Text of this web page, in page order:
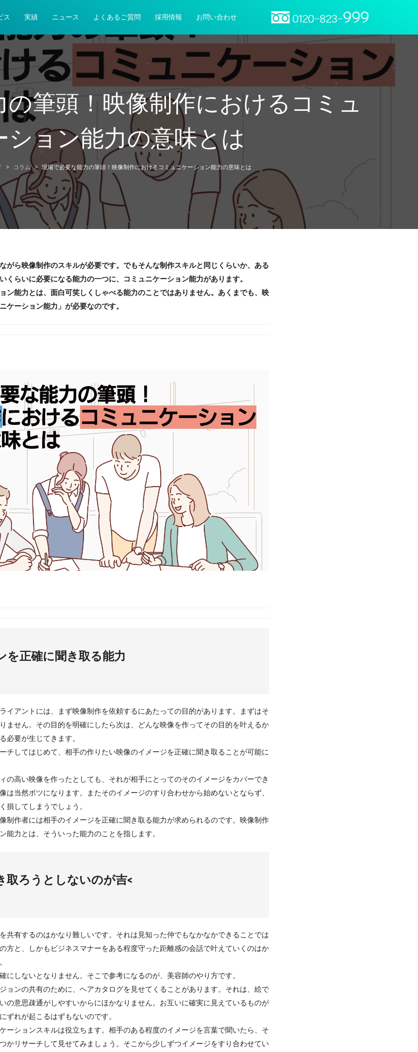
ス 実績 ニュース よくあるご質問 採用情報 お問い合わせ
筆頭！映像制作におけるコミュ
ション能力の意味とは
> コラム > 現場で必要な能力の筆頭！映像制作におけるコミュニケーション能力の意味とは
がら映像制作のスキルが必要です。でもそんな制作スキルと同じくらいか、ある
くらいに必要になる能力の一つに、コミュニケーション能力があります。
ン能力とは、面白可笑しくしゃべる能力のことではありません。あくまでも、映
ケーション能力」が必要なのです。
を正確に聞き取る能力
イアントには、まず映像制作を依頼するにあたっての目的があります。まずはそ
ません。その目的を明確にしたら次は、どんな映像を作ってその目的を叶えるか
必要が生じてきます。
チしてはじめて、相手の作りたい映像のイメージを正確に聞き取ることが可能に
の高い映像を作ったとしても、それが相手にとってのそのイメージをカバーでき
は当然ボツになります。またそのイメージのすり合わせから始めないとならず、
損してしまうでしょう。
制作者には相手のイメージを正確に聞き取る能力が求められるのです。映像制作
能力とは、そういった能力のことを指します。
取ろうとしないのが吉<
共有するのはかなり難しいです。それは見知った仲でもなかなかできることでは
方と、しかもビジネスマナーをある程度守った距離感の会話で叶えていくのはか
にしないとなりません。そこで参考になるのが、美容師のやり方です。
ョンの共有のために、ヘアカタログを見せてくることがあります。それは、絵で
の意思疎通がしやすいからにほかなりません。お互いに確実に見えているものが
ずれが起こるはずもないのです。
ーションスキルは役立ちます。相手のある程度のイメージを言葉で聞いたら、そ
かリサーチして見せてみましょう。そこから少しずつイメージをすり合わせてい